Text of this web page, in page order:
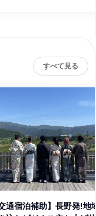
すべて見る
交通宿泊補助】長野発!地